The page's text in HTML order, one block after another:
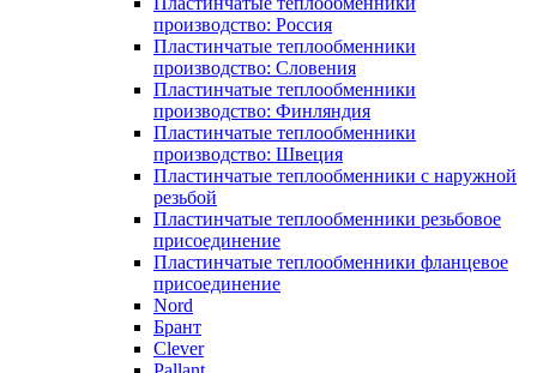
производство: Россия
Пластинчатые теплообменники
производство: Словения
Пластинчатые теплообменники
производство: Финляндия
Пластинчатые теплообменники
производство: Швеция
Пластинчатые теплообменники с наружной
резьбой
Пластинчатые теплообменники резьбовое
присоединение
Пластинчатые теплообменники фланцевое
присоединение
Nord
Брант
Clever